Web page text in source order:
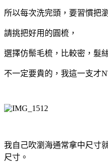
所以每次洗完頭，要習慣把
請挑把好用的圓梳，
選擇仿鬃毛梳，比較密，髮
不一定要貴的，我這一支才
我自己吹瀏海通常拿中尺寸
尺寸。